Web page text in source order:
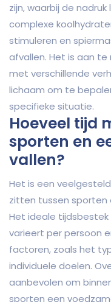
zijn, waarbij de
complexe
stimuleren en
afvallen. Het is aan
met verschillende
lichaam om te
specifieke situatie.
Hoeveel tijd
sporten en
vallen?
Het is een
zitten tussen sporten
Het ideale
varieert per persoon
factoren, zoals het
individuele doelen.
aanbevolen om
sporten een